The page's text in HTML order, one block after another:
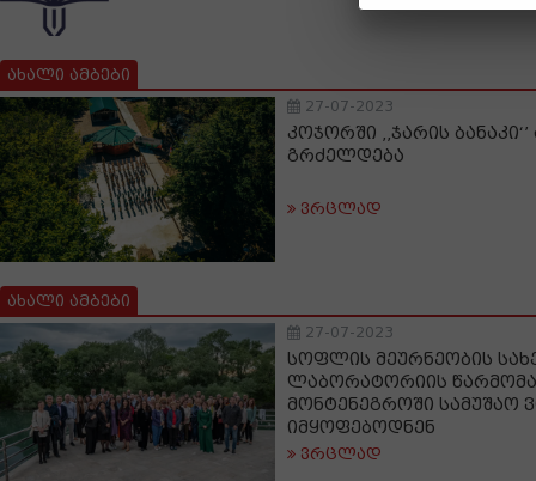
ახალი ამბები
27-07-2023
კოჯორში ,,ჯარის
გრძელდება
ვრცლად
ახალი ამბები
27-07-2023
სოფლის მეურნეობის
ლაბორატორიის
მონტენეგროში სამუშაო
იმყოფებოდნენ
ვრცლად